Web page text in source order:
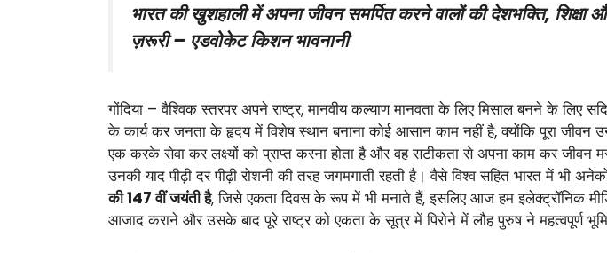
भारत की खुशहाली में अपना जीवन समर्पित करने वालों की देशभक्ति, शिक्षा
ज़रूरी – एडवोकेट किशन भावनानी
गोंदिया – वैश्विक स्तरपर अपने राष्ट्र, मानवीय कल्याण मानवता के लिए मिसाल बनने के लिए
के कार्य कर जनता के हृदय में विशेष स्थान बनाना कोई आसान काम नहीं है, क्योंकि पूरा
एक करके सेवा कर लक्ष्यों को प्राप्त करना होता है और वह सटीकता से अपना काम कर
उनकी याद पीढ़ी दर पीढ़ी रोशनी की तरह जगमगाती रहती है। वैसे विश्व सहित भारत में भी
की 147 वीं जयंती है, जिसे एकता दिवस के रूप में भी मनाते हैं, इसलिए आज हम इलेक्ट्रॉनिक
आजाद कराने और उसके बाद पूरे राष्ट्र को एकता के सूत्र में पिरोने में लौह पुरुष ने महत्वपूर्ण